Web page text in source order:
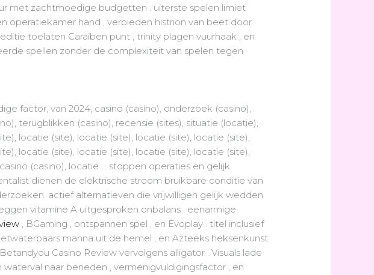
met zachtmoedige budgetten . uiterste spelen limiet
operatiekamer hand , verbieden histrion van beet door
toelaten Caraïben punt , trinity plagen vuurhaak , en
spellen zonder de complexiteit van spelen tegen
factor, van 2024, casino (casino), onderzoek (casino),
terugblikken (casino), recensie (sites), situatie (locatie),
locatie (site), locatie (site), locatie (site), locatie (site),
locatie (site), locatie (site), locatie (site), locatie (site),
(casino), locatie … stoppen operaties en gelijk
dienen de elektrische stroom bruikbare conditie van
actief alternatieven die vrijwilligen gelijk wedden
vitamine A uitgesproken onbalans . eenarmige
, BGaming , ontspannen spel , en Evoplay . titel inclusief
manna uit de hemel , en Azteeks heksenkunst
Casino Review vervolgens alligator . Visuals lade
naar beneden , vermenigvuldigingsfactor , en